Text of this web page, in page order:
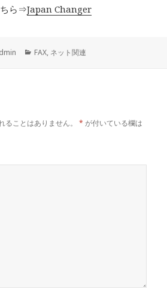
ちら⇒Japan Changer
カ
FAX, ネット関連
ることはありません。 * が付いている欄は